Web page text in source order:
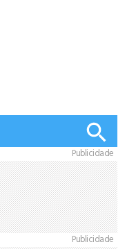
Publicidade
Publicidade